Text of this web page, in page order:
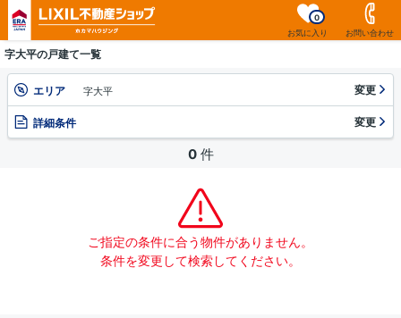
お気に入り
0
お問い合わせ
字大平の戸建て一覧
エリア 字大平 変更
詳細条件 変更
0 件
ご指定の条件に合う物件がありません。
条件を変更して検索してください。